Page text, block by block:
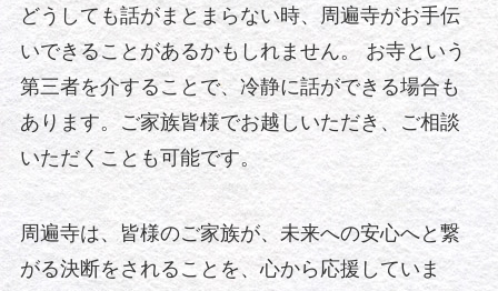
どうしても話がまとまらない時、周遍寺がお手伝
いできることがあるかもしれません。 お寺という
第三者を介することで、冷静に話ができる場合も
あります。ご家族皆様でお越しいただき、ご相談
いただくことも可能です。
周遍寺は、皆様のご家族が、未来への安心へと繋
がる決断をされることを、心から応援していま